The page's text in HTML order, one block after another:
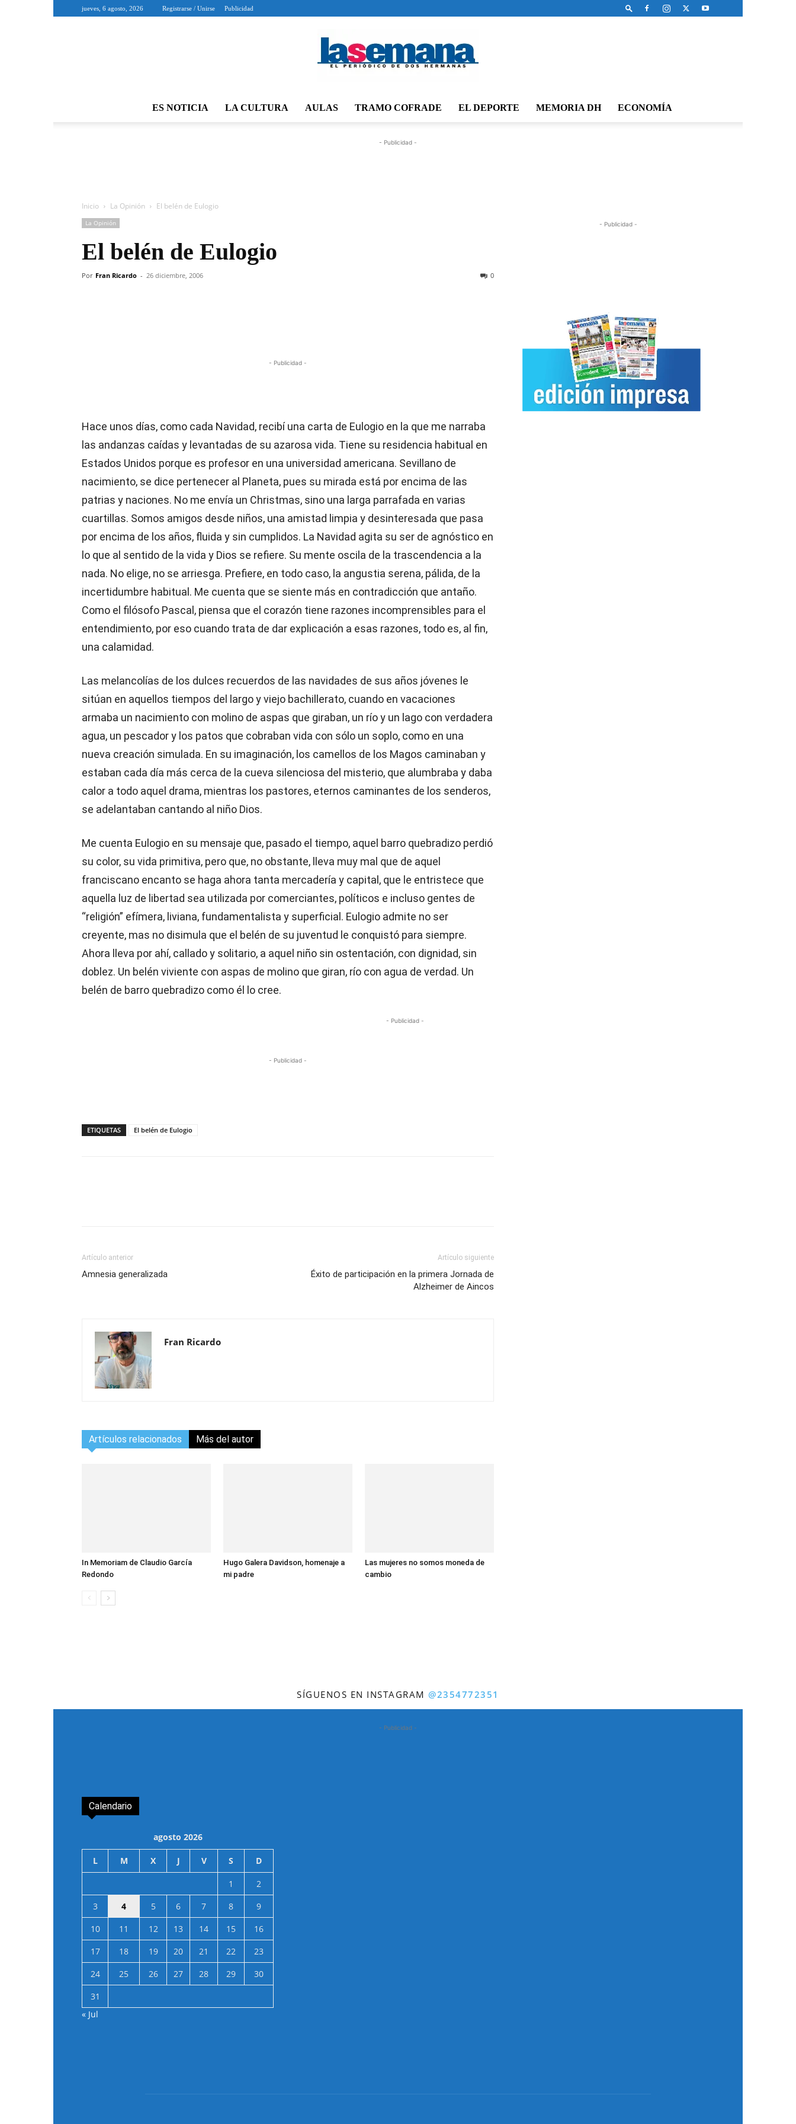
jueves, 6 agosto, 2026 Registrarse / Unirse Publicidad
ES NOTICIA LA CULTURA AULAS TRAMO COFRADE EL DEPORTE MEMORIA DH ECONOMÍA
- Publicidad -
Inicio La Opinión El belén de Eulogio
La Opinión
El belén de Eulogio
Por Fran Ricardo - 26 diciembre, 2006 0
- Publicidad -
Hace unos días, como cada Navidad, recibí una carta de Eulogio en la que me narraba
las andanzas caídas y levantadas de su azarosa vida. Tiene su residencia habitual en
Estados Unidos porque es profesor en una universidad americana. Sevillano de
nacimiento, se dice pertenecer al Planeta, pues su mirada está por encima de las
patrias y naciones. No me envía un Christmas, sino una larga parrafada en varias
cuartillas. Somos amigos desde niños, una amistad limpia y desinteresada que pasa
por encima de los años, fluida y sin cumplidos. La Navidad agita su ser de agnóstico en
lo que al sentido de la vida y Dios se refiere. Su mente oscila de la trascendencia a la
nada. No elige, no se arriesga. Prefiere, en todo caso, la angustia serena, pálida, de la
incertidumbre habitual. Me cuenta que se siente más en contradicción que antaño.
Como el filósofo Pascal, piensa que el corazón tiene razones incomprensibles para el
entendimiento, por eso cuando trata de dar explicación a esas razones, todo es, al fin,
una calamidad.
Las melancolías de los dulces recuerdos de las navidades de sus años jóvenes le
sitúan en aquellos tiempos del largo y viejo bachillerato, cuando en vacaciones
armaba un nacimiento con molino de aspas que giraban, un río y un lago con verdadera
agua, un pescador y los patos que cobraban vida con sólo un soplo, como en una
nueva creación simulada. En su imaginación, los camellos de los Magos caminaban y
estaban cada día más cerca de la cueva silenciosa del misterio, que alumbraba y daba
calor a todo aquel drama, mientras los pastores, eternos caminantes de los senderos,
se adelantaban cantando al niño Dios.
Me cuenta Eulogio en su mensaje que, pasado el tiempo, aquel barro quebradizo perdió
su color, su vida primitiva, pero que, no obstante, lleva muy mal que de aquel
franciscano encanto se haga ahora tanta mercadería y capital, que le entristece que
aquella luz de libertad sea utilizada por comerciantes, políticos e incluso gentes de
“religión” efímera, liviana, fundamentalista y superficial. Eulogio admite no ser
creyente, mas no disimula que el belén de su juventud le conquistó para siempre.
Ahora lleva por ahí, callado y solitario, a aquel niño sin ostentación, con dignidad, sin
doblez. Un belén viviente con aspas de molino que giran, río con agua de verdad. Un
belén de barro quebradizo como él lo cree.
- Publicidad -
- Publicidad -
ETIQUETAS El belén de Eulogio
Artículo anterior
Amnesia generalizada
Artículo siguiente
Éxito de participación en la primera Jornada de
Alzheimer de Aincos
Fran Ricardo
Artículos relacionados Más del autor
In Memoriam de Claudio García
Redondo
Hugo Galera Davidson, homenaje a
mi padre
Las mujeres no somos moneda de
cambio
- Publicidad -
SÍGUENOS EN INSTAGRAM@2354772351
- Publicidad -
Calendario
agosto 2026
L M X J V S D
1
2
3
4 5 6 7 8
9
10
11 12 13 14 15
16
17
18 19 20 21 22
23
24
25 26 27 28 29
30
31
« Jul